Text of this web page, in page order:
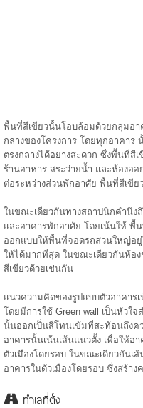
พื้นที่สีเขียวนั้นโอบล้อมด้วยกลุ่มอา
กลางของโครงการ โดยทุกอาคาร
ตรงกลางได้อย่างสะดวก ซึ่งพื้นที่สี
ร้านอาหาร สระว่ายน้ำ และห้องออ
ต่อระหว่างส่วนพักอาศัย พื้นที่สีเขีย
ในขณะเดียวกันทางสถาปนิกคำนึง
และอาคารพักอาศัย โดยเน้นให้ พื้
ออกแบบให้พื้นที่จอดรถส่วนใหญ่อ
ให้ได้มากที่สุด ในขณะเดียวกันห้อ
สีเขียวด้วยเช่นกัน
แนวความคิดของรูปแบบตัวอาคา
โดยมีการใช้ Green wall เป็นหัวใ
นั้นออกเป็นสีโทนเข้มที่สะท้อนถึงค
อาคารนั้นเน้นเส้นแนวตั้ง เพื่อให้อ
ตัวเมืองโดยรอบ ในขณะเดียวกันเ
อาคารในตัวเมืองโดยรอบ ซึ่งสร้า
ทำเลที่ตั้ง